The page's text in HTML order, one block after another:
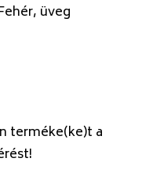
üveg
terméke(ke)t a